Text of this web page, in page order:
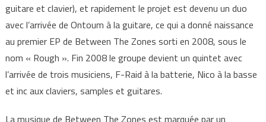
guitare et clavier), et rapidement le projet est devenu un duo
avec l’arrivée de Ontoum à la guitare, ce qui a donné naissance
au premier EP de Between The Zones sorti en 2008, sous le
nom « Rough ». Fin 2008 le groupe devient un quintet avec
l’arrivée de trois musiciens, F-Raid à la batterie, Nico à la basse
et inc aux claviers, samples et guitares.